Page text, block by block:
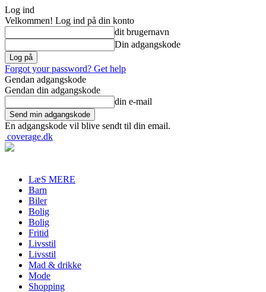
Log ind
Velkommen! Log ind på din konto
dit brugernavn
Din adgangskode
Forgot your password? Get help
Gendan adgangskode
Gendan din adgangskode
din e-mail
En adgangskode vil blive sendt til din email.
coverage.dk
LæS MERE
Barn
Biler
Bolig
Bolig
Fritid
Livsstil
Livsstil
Mad & drikke
Mode
Shopping